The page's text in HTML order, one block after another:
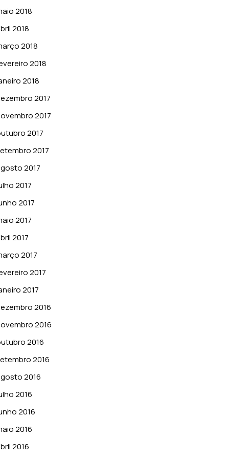
2018
2018
2018
2018
2018
2017
2017
2017
2017
2017
2017
2017
2017
2017
2017
2017
2017
2016
2016
2016
2016
2016
2016
2016
2016
2016